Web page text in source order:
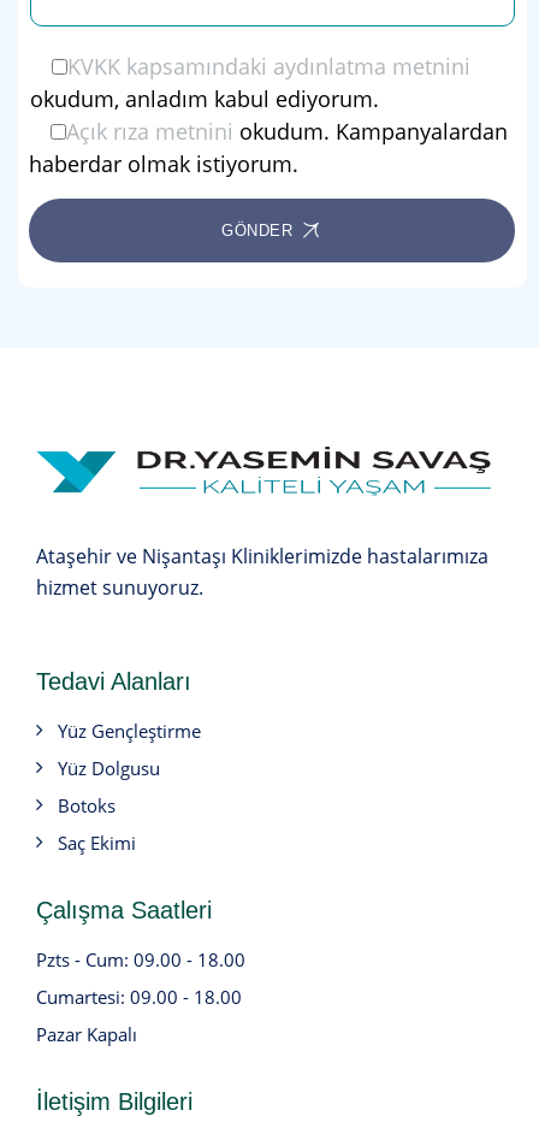
KVKK kapsamındaki aydınlatma metnini
okudum, anladım kabul ediyorum.
Açık rıza metnini okudum. Kampanyalardan
haberdar olmak istiyorum.
GÖNDER
Ataşehir ve Nişantaşı Kliniklerimizde hastalarımıza
hizmet sunuyoruz.
Tedavi Alanları
Yüz Gençleştirme
Yüz Dolgusu
Botoks
Saç Ekimi
Çalışma Saatleri
Pzts - Cum: 09.00 - 18.00
Cumartesi: 09.00 - 18.00
Pazar Kapalı
İletişim Bilgileri